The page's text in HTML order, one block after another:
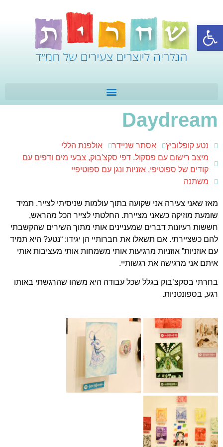
פתח סרגל נגישות
Daydream
נטע קופלוביץ אסתר שניידר
אולפנת הללי
מיצב רישום עם פסקול. דפי סקצ'בוק, צבעי מים ודפים עם
קודים של ספוטיפי, אזניות ונגן עם ספוטיפיי
משתנה
מאז שאני צעירה אני שקועה בתוך עולמות שניסיתי לצייר. תמיד
שומעת מוזיקה כשאני מציירת. החלטתי לצייר הכל מהראש,
חששות רעיונות דברים שמעניינים אותי מתוך השירים שהקשבתי
להם כשציירתי. אם תשאלו את חברותיי הן יגידו: “נטע? היא תמיד
עם אוזניות” אוזניות מרגיעות אותי משמחות אותי מעציבות אותי
איתם אני מרגישה את רגשותיי.
בחרתי בסקצ’בוק בגלל שכל עבודה היא משהו שהרגשתי באותו
רגע, בספונטניות.